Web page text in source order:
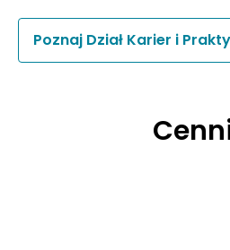
Poznaj Dział Karier i